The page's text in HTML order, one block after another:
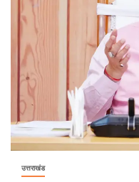
उत्तराखंड